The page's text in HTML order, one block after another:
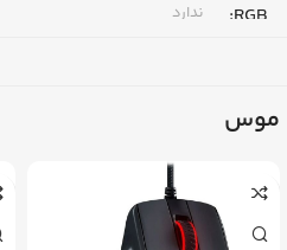
RGB ندارد
اتصال
موس